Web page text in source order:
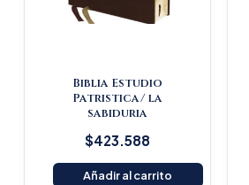
Biblia Estudio
Patristica/ la
sabiduria
$423.588
Añadir al carrito